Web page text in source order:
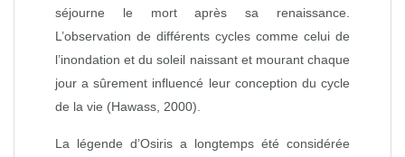
séjourne le mort après sa renaissance.
L’observation de différents cycles comme celui de
l’inondation et du soleil naissant et mourant chaque
jour a sûrement influencé leur conception du cycle
de la vie (Hawass, 2000).
La légende d’Osiris a longtemps été considérée